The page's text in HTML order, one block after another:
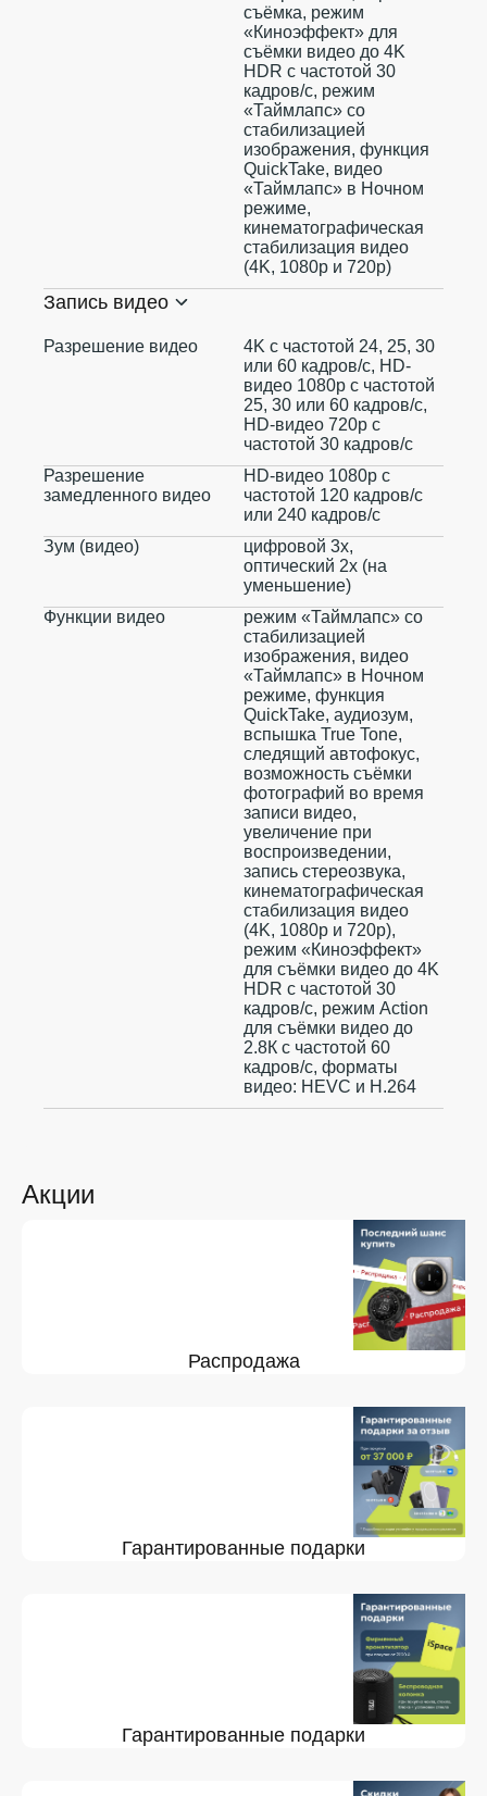
Акции
Распродажа
Гарантированные подарки
Гарантированные подарки
съëмка, режим
«Киноэффект» для
съёмки видео до 4K
HDR с частотой 30
кадров/с, режим
«Таймлапс» со
стабилизацией
изображения, функция
QuickTake, видео
«Таймлапс» в Ночном
режиме,
кинематографическая
стабилизация видео
(4K, 1080p и 720p)
Запись видео
Разрешение видео
4K с частотой 24, 25, 30
или 60 кадров/ с, HD-
видео 1080p с частотой
25, 30 или 60 кадров/ с,
HD-видео 720p с
частотой 30 кадров/ с
Разрешение
замедленного видео
HD-видео 1080р c
частотой 120 кадров/ с
или 240 кадров/ с
Зум (видео)
цифровой 3х,
оптический 2x (на
уменьшение)
Функции видео
режим «Таймлапс» со
стабилизацией
изображения, видео
«Таймлапс» в Ночном
режиме, функция
QuickTake, аудиозум,
вспышка True Tone,
следящий автофокус,
возможность съёмки
фотографий во время
записи видео,
увеличение при
воспроизведении,
запись стереозвука,
кинематографическая
стабилизация видео
(4K, 1080p и 720p),
режим «Киноэффект»
для съёмки видео до 4K
HDR с частотой 30
кадров/с, режим Action
для съёмки видео до
2.8К с частотой 60
кадров/с, форматы
видео: HEVC и H.264